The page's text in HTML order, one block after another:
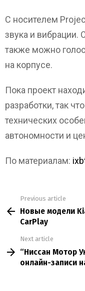
С носителем
звука и вибрации.
также можно
на корпусе.
Пока проект
разработки, так
технических
автономности и
По материалам:
more
Previous article
Новые модели
CarPlay
Next article
“Ниссан Мотор
онлайн-записи